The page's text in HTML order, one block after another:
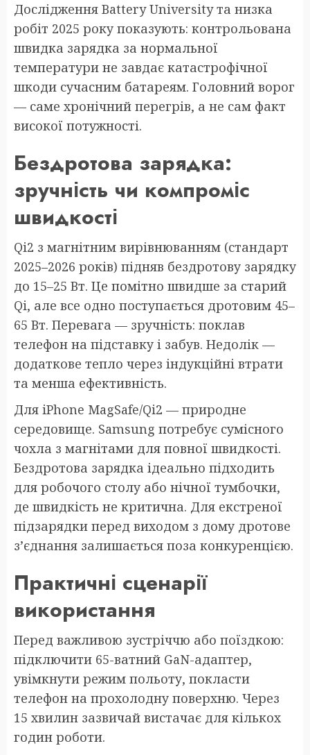
Дослідження Battery University та низка
робіт 2025 року показують: контрольована
швидка зарядка за нормальної
температури не завдає катастрофічної
шкоди сучасним батареям. Головний ворог
— саме хронічний перегрів, а не сам факт
високої потужності.
Бездротова зарядка:
зручність чи компроміс
швидкості
Qi2 з магнітним вирівнюванням (стандарт
2025–2026 років) підняв бездротову зарядку
до 15–25 Вт. Це помітно швидше за старий
Qi, але все одно поступається дротовим 45–
65 Вт. Перевага — зручність: поклав
телефон на підставку і забув. Недолік —
додаткове тепло через індукційні втрати
та менша ефективність.
Для iPhone MagSafe/Qi2 — природне
середовище. Samsung потребує сумісного
чохла з магнітами для повної швидкості.
Бездротова зарядка ідеально підходить
для робочого столу або нічної тумбочки,
де швидкість не критична. Для екстреної
підзарядки перед виходом з дому дротове
з’єднання залишається поза конкуренцією.
Практичні сценарії
використання
Перед важливою зустріччю або поїздкою:
підключити 65-ватний GaN-адаптер,
увімкнути режим польоту, покласти
телефон на прохолодну поверхню. Через
15 хвилин зазвичай вистачає для кількох
годин роботи.